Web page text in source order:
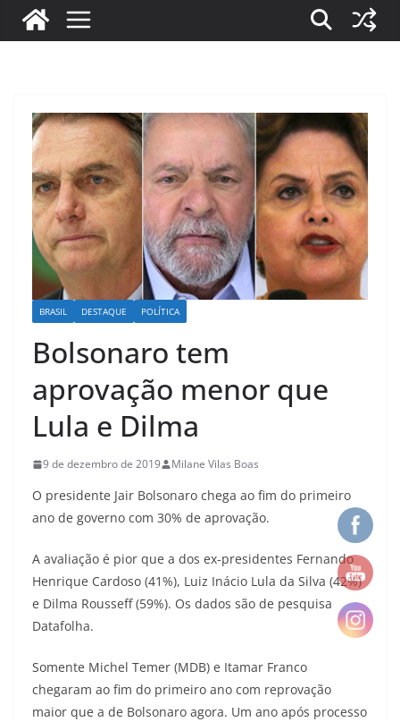
BRASIL DESTAQUE POLÍTICA
Bolsonaro tem
aprovação menor que
Lula e Dilma
9 de dezembro de 2019 Milane Vilas Boas
O presidente Jair Bolsonaro chega ao fim do primeiro
ano de governo com 30% de aprovação.
A avaliação é pior que a dos ex-presidentes Fernando
Henrique Cardoso (41%), Luiz Inácio Lula da Silva (42%)
e Dilma Rousseff (59%). Os dados são de pesquisa
Datafolha.
Somente Michel Temer (MDB) e Itamar Franco
chegaram ao fim do primeiro ano com reprovação
maior que a de Bolsonaro agora. Um ano após processo